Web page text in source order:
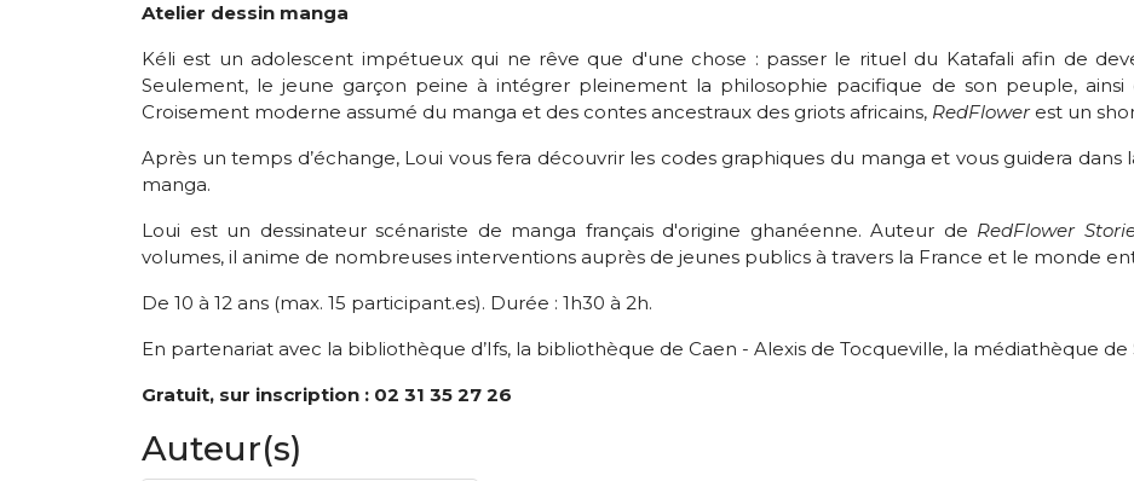
Atelier dessin manga
Kéli est un adolescent impétueux qui ne rêve que d'une chose : passer le rituel du Katafali afin de
Seulement, le jeune garçon peine à intégrer pleinement la philosophie pacifique de son peuple, ainsi
Croisement moderne assumé du manga et des contes ancestraux des griots africains, RedFlowerest un
Après un temps d’échange, Loui vous fera découvrir les codes graphiques du manga et vous guidera
manga.
Loui est un dessinateur scénariste de manga français d'origine ghanéenne. Auteur de RedFlower
volumes, il anime de nombreuses interventions auprès de jeunes publics à travers la France et le monde
De 10 à 12 ans (max. 15 participant.es). Durée : 1h30 à 2h.
En partenariat avec la bibliothèque d’Ifs, la bibliothèque de Caen - Alexis de Tocqueville, la médiathèque
Gratuit, sur inscription : 02 31 35 27 26
Auteur(s)